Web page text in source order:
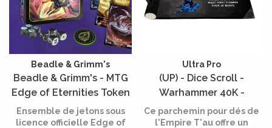
Beadle & Grimm's
Beadle & Grimm's - MTG
Edge of Eternities Token
Set*
Ensemble de jetons sous
licence officielle Edge of
Ultra Pro
(UP) - Dice Scroll -
Warhammer 40K -
Premium Foil - T'au
Empire*
Ce parchemin pour dés de
l'Empire T'au offre un